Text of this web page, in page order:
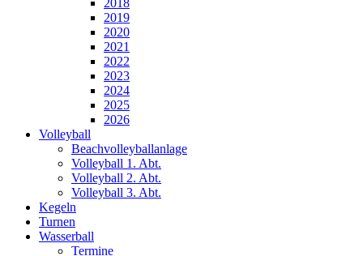
2018
2019
2020
2021
2022
2023
2024
2025
2026
Volleyball
Beachvolleyballanlage
Volleyball 1. Abt.
Volleyball 2. Abt.
Volleyball 3. Abt.
Kegeln
Turnen
Wasserball
Termine